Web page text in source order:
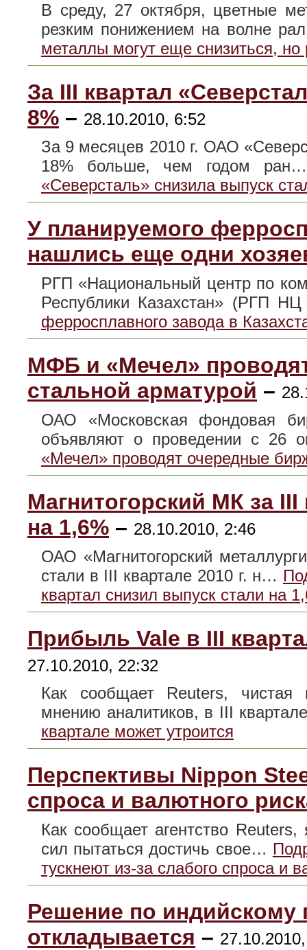
В среду, 27 октября, цветные
резким понижением на волне
металлы могут еще снизиться, но
За III квартал
8% – 28.10.2010, 6:52
За 9 месяцев 2010 г. ОАО
18% больше, чем годом
«Северсталь» снизила выпуск
У планируемого
нашлись еще одни
РГП «Национальный центр по
Республики Казахстан» (РГП
ферросплавного завода в
МФБ и «Мечел»
стальной арматурой –
ОАО «Московская фондовая
объявляют о проведении с 26
«Мечел» проводят очередные
Магнитогорский МК за
на 1,6% – 28.10.2010, 2:46
ОАО «Магнитогорский
стали в III квартале 2010 г. н…
квартал снизил выпуск стали на
Прибыль Vale в III
27.10.2010, 22:32
Как сообщает Reuters, чистая
мнению аналитиков, в III
квартале может утроится
Перспективы Nippon
спроса и валютного
Как сообщает агентство
сил пытаться достичь свое…
тускнеют из-за слабого спроса и
Решение по индийскому
откладывается –